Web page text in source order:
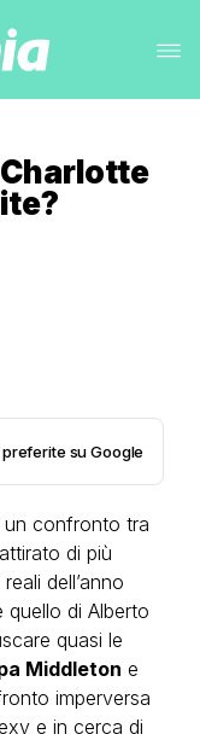
su Google
un confronto tra
di più
dell’anno
quello di Alberto
quasi le
Middleton e
imperversa
e in cerca di